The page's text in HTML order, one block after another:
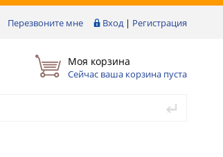
Перезвоните мне Вход | Регистрация
Моя корзина
Сейчас ваша корзина пуста